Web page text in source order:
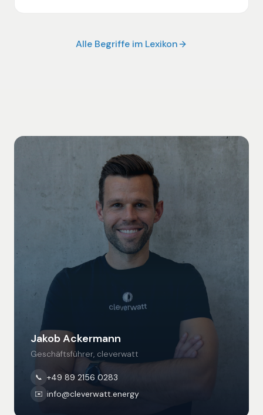
Alle Begriffe im Lexikon
Jakob Ackermann
Geschäftsführer, cleverwatt
📞 +49 89 2156 0283
✉️ info@cleverwatt.energy